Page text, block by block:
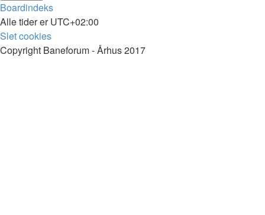
Boardindeks
Alle tider erUTC+02:00
Slet cookies
Copyright Baneforum - Århus 2017